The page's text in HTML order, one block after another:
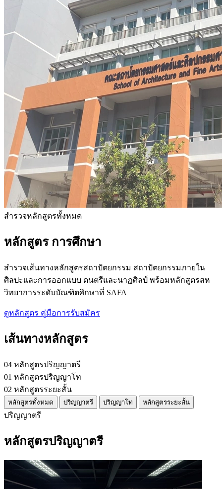
สำรวจหลักสูตรทั้งหมด
หลักสูตร การศึกษา
สำรวจเส้นทางหลักสูตรสถาปัตยกรรม สถาปัตยกรรมภายใน
ศิลปะและการออกแบบ ดนตรีและนาฏศิลป์ พร้อมหลักสูตรสห
วิทยาการระดับบัณฑิตศึกษาที่ SAFA
ดูหลักสูตร คู่มือการรับสมัคร
เส้นทางหลักสูตร
04 หลักสูตรปริญญาตรี
01 หลักสูตรปริญญาโท
02 หลักสูตรระยะสั้น
หลักสูตรทั้งหมด ปริญญาตรี ปริญญาโท หลักสูตรระยะสั้น
ปริญญาตรี
หลักสูตรปริญญาตรี